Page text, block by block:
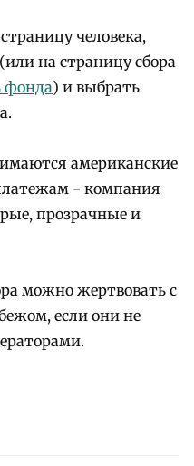
человека,
на страницу сбора
фонда) и выбрать
американские
- компания
прозрачные и
можно жертвовать с
если они не